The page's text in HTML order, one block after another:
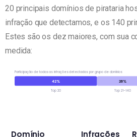
20 principais domínios de pirataria
infração que detectamos, e os 140
Estes são os dez maiores, com sua
medida:
Participação de todas as infrações detectadas por grupo de domínios
42%
Top 20
26%
Top 21–140
Domínio Infrações